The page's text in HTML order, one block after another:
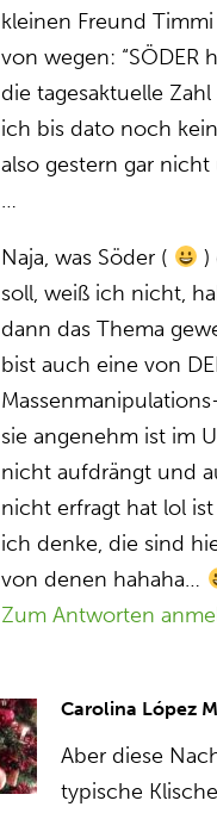
kleinen Freund Timmi
von wegen: “SÖDER
die tagesaktuelle
ich bis dato noch
also gestern gar
…
Naja, was Söder (
)
soll, weiß ich nicht,
dann das Thema
bist auch eine von
sie angenehm ist im
nicht aufdrängt und
nicht erfragt hat lol
ich denke, die sind
von denen hahaha…
Zum Antworten
Carolina López
Aber diese
typische